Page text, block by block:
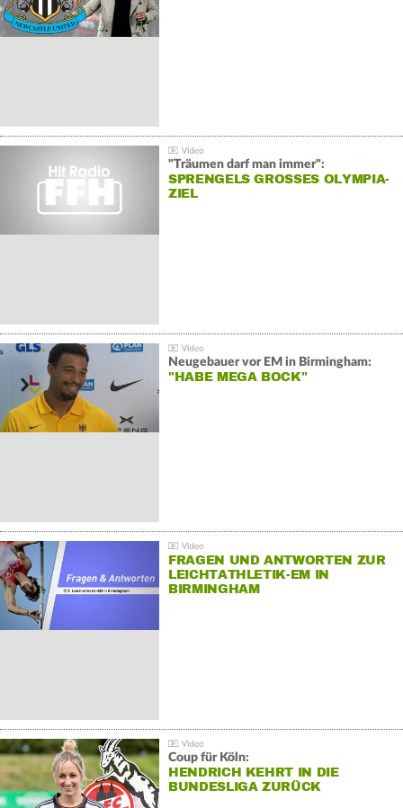
"Träumen darf man immer":
SPRENGELS GROSSES OLYMPIA-Z
IEL
Neugebauer vor EM in Birmingham:
"HABE MEGA BOCK"
FRAGEN UND ANTWORTEN ZUR
LEICHTATHLETIK-EM IN
BIRMINGHAM
Coup für Köln:
HENDRICH KEHRT IN DIE
BUNDESLIGA ZURÜCK